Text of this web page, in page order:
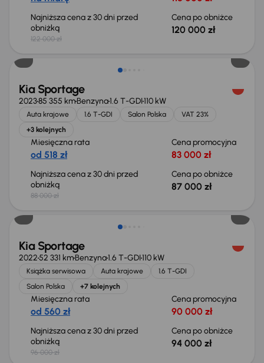
Najniższa cena z 30 dni przed
obniżką
122 000 zł
Cena po obniżce
120 000 zł
Taniej o 1 000 zł
Kia Sportage
202385 355 kmBenzyna1.6 T-GDI110 kW
Auta krajowe 1.6 T-GDI Salon Polska
VAT 23%
+3 kolejnych
Miesięczna rata
od 518 zł
Cena promocyjna
83 000 zł
Najniższa cena z 30 dni przed
obniżką
88 000 zł
Cena po obniżce
87 000 zł
Taniej o 2 000 zł
Kia Sportage
202252 331 kmBenzyna1.6 T-GDI110 kW
Książka serwisowa Auta krajowe
1.6 T-GDI
Salon Polska
+7 kolejnych
Miesięczna rata
od 560 zł
Cena promocyjna
90 000 zł
Najniższa cena z 30 dni przed
obniżką
96 000 zł
Cena po obniżce
94 000 zł
Świeżo skupione